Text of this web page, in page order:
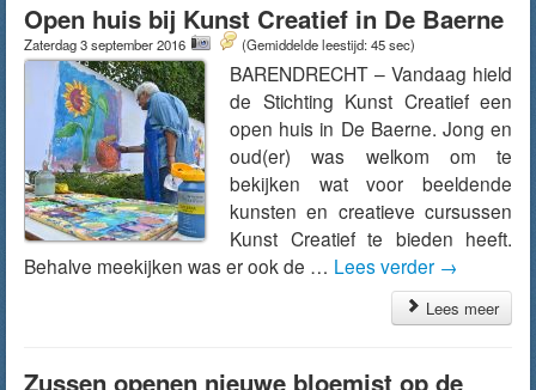
Open huis bij Kunst Creatief in De Baerne
Zaterdag 3 september 2016 (Gemiddelde leestijd: 45 sec)
BARENDRECHT – Vandaag hield
de Stichting Kunst Creatief een
open huis in De Baerne. Jong en
oud(er) was welkom om te
bekijken wat voor beeldende
kunsten en creatieve cursussen
Kunst Creatief te bieden heeft.
Behalve meekijken was er ook de … Lees verder →
Lees meer
Zussen openen nieuwe bloemist op de